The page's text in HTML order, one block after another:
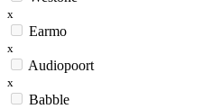
x
Earmo
x
Audiopoort
x
Babble